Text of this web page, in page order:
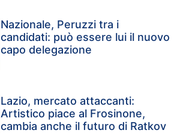
Nazionale, Peruzzi tra i
candidati: può essere lui il nuovo
capo delegazione
Lazio, mercato attaccanti:
Artistico piace al Frosinone,
cambia anche il futuro di Ratkov